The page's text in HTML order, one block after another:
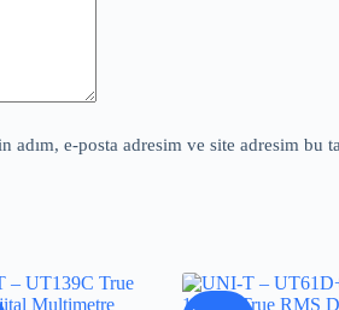
adım, e-posta adresim ve site adresim bu